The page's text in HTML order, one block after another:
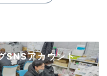
SNSアカウント